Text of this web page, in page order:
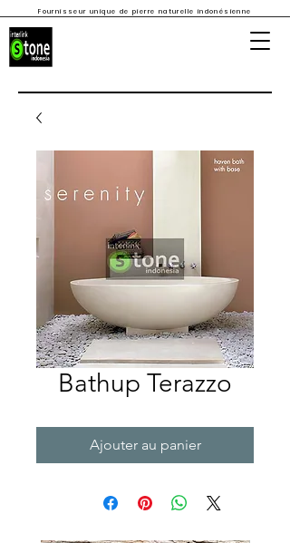
Fournisseur unique de pierre naturelle indonésienne
Bathup Terazzo
Ajouter au panier